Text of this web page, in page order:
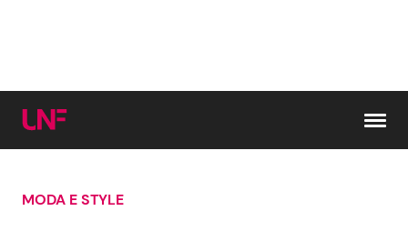
Cerca:
MODA E STYLE